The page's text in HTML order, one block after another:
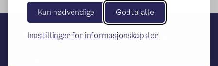
Kun nødvendige Godta alle
Innstillinger for informasjonskapsler
Stovner videregående